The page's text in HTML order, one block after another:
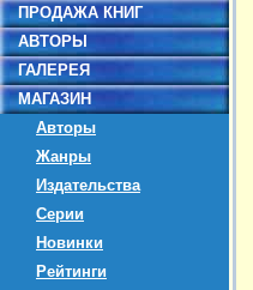
ПРОДАЖА КНИГ
АВТОРЫ
ГАЛЕРЕЯ
МАГАЗИН
Авторы
Жанры
Издательства
Серии
Новинки
Рейтинги